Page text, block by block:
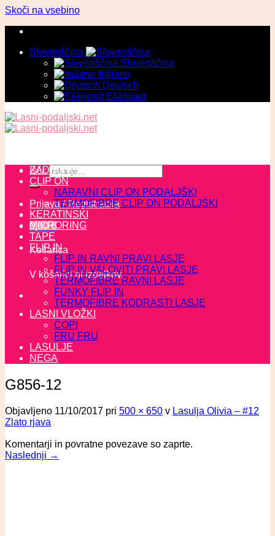
Skoči na vsebino
Slovenščina
Slovenščina
Italiano
Deutsch
Ελληνικά
Išči:
Prijava / Registracija
0,00€
Košarica
V košarici ni izdelkov.
ZADNJI KOSI
CLIP ON
NARAVNI CLIP ON PODALJŠKI
TERMOFIBRE CLIP ON PODALJŠKI
KERATINSKI
MICRORING
TAPE
FLIP IN
FLIP IN RAVNI PRAVI LASJE
FLIP IN VALOVITI PRAVI LASJE
TERMOFIBRE RAVNI LASJE
FUNKY FLIP IN
TERMOFIBRE KODRASTI LASJE
LASNI VLOŽKI
ČOPI
FRU FRU
LASULJE
NEGA
G856-12
Objavljeno 11/10/2017 pri 500 × 650 v Lasulja Olivia – #12
Zlato rjava
Komentarji in povratne povezave so zaprte.
Naslednji →